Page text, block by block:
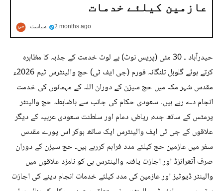
عازمین کیلئے خدمات
سیاست 2 months ago
حیدرآباد ۔ 30 مئی (پریس نوٹ) بے لوث خدمت کے جذبہ کا مظاہرہ
کرتے ہوئے گلوبل تلنگانہ فورم (جی ایف ٹی) حج والینٹرس ٹیم 2026ء
مقدس شہر مکہ میں حج سیزن کے دوران اللہ کے مہمانوں کی خدمت
انجام دے رہے ہیں۔ سعودی حکام کی جانب سے باضابطہ حج والینٹر
پرمٹس کے ساتھ جدہ، ریاض، دمام اور سلطنت سعودی عربیہ کے دیگر
علاقوں کے جی ٹی ایف والینٹرس ایک ساتھ ہوکر اس پورے مقدس
سفر میں عازمین حج کیلئے مدد فراہم کررہے ہیں۔ حج سیزن کے دوران
صرف آتھرائزڈ اور اجازت یافتہ والینٹرس ہی کو نامزد علاقوں میں
والینٹر ڈیوٹیز اور عازمین کی مدد کیلئے خدمات انجام دینے کی اجازت